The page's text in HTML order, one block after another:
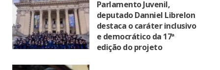
Parlamento Juvenil,
deputado Danniel Librelon
destaca o caráter inclusivo
e democrático da 17ª
edição do projeto